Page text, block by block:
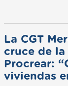
La CGT
cruce de la
Procrear:
viviendas